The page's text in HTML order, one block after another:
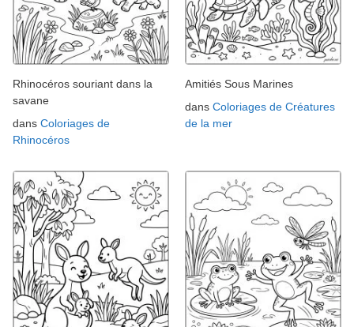
Rhinocéros souriant dans la
savane
dans Coloriages de
Rhinocéros
Amitiés Sous Marines
dans Coloriages de Créatures
de la mer